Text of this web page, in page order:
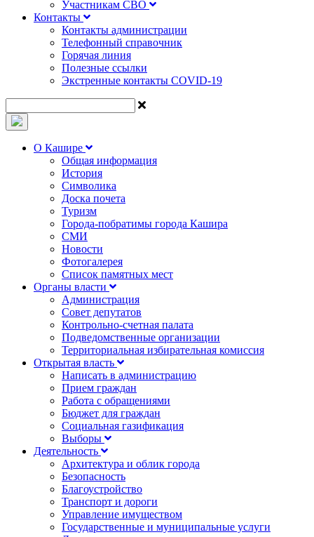
Участникам СВО
Контакты
Контакты администрации
Телефонный справочник
Горячая линия
Полезные ссылки
Экстренные контакты COVID-19
О Кашире
Общая информация
История
Символика
Доска почета
Туризм
Города-побратимы города Кашира
СМИ
Новости
Фотогалерея
Список памятных мест
Органы власти
Администрация
Совет депутатов
Контрольно-счетная палата
Подведомственные организации
Территориальная избирательная комиссия
Открытая власть
Написать в администрацию
Прием граждан
Работа с обращениями
Бюджет для граждан
Социальная газификация
Выборы
Деятельность
Архитектура и облик города
Безопасность
Благоустройство
Транспорт и дороги
Управление имуществом
Государственные и муниципальные услуги